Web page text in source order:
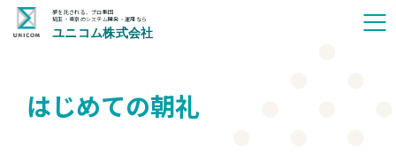
夢を託される、プロ集団
埼玉・東京のシステム開発・運用なら
ユニコム株式会社
はじめての朝礼